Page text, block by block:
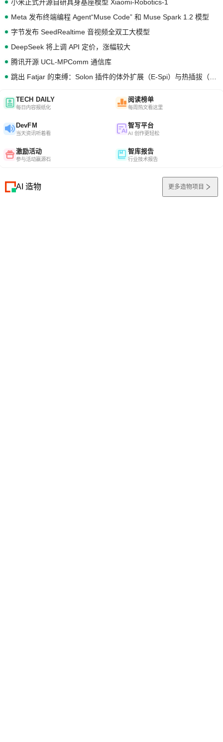
小米正式开源自研具身基座模型 Xiaomi-Robotics-1
Meta 发布终端编程 Agent“Muse Code” 和 Muse Spark 1.2 模型
字节发布 SeedRealtime 音视频全双工大模型
DeepSeek 将上调 API 定价，涨幅较大
腾讯开源 UCL-MPComm 通信库
TECH DAILY
每日内容报纸化
阅读榜单
每周热文看这里
DevFM
当天资讯听着看
智写平台
AI 创作更轻松
激励活动
参与活动赢源石
智库报告
行业技术报告
AI 造物 更多造物项目